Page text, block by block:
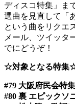
ディスコ特集」ま
選曲を見直して「
という曲をリクエ
メール、ツイッタ
でにどうぞ！
☆対象となる特集
#79 大阪府民会特集
#80 裏 エピックソ